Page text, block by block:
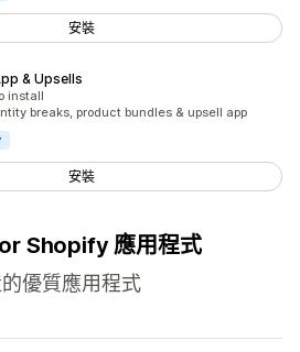
安裝
& Upsells
install
breaks, product bundles & upsell app
安裝
Shopify 應用程式
優質應用程式